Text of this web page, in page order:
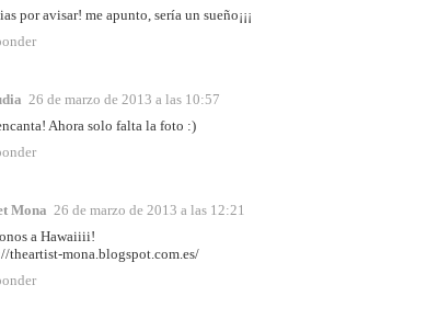
por avisar! me apunto, sería un sueño¡¡¡
26 de marzo de 2013 a las 10:57
Ahora solo falta la foto :)
Mona 26 de marzo de 2013 a las 12:21
a Hawaiiii!
theartist-mona.blogspot.com.es/